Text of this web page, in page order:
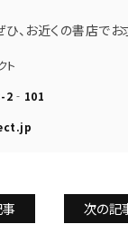
、お近くの書店でお
ト
2‐101
次の記